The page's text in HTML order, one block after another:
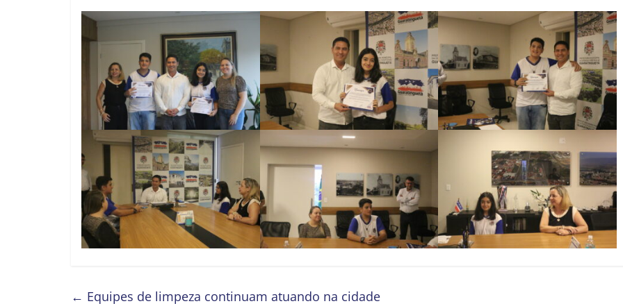
← Equipes de limpeza continuam atuando na cidade